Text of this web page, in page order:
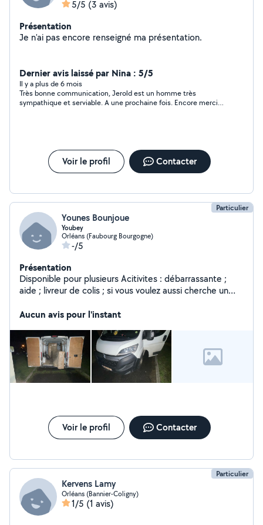
5/5 (3 avis)
Présentation
Je n'ai pas encore renseigné ma présentation.
Dernier avis laissé par Nina : 5/5
Il y a plus de 6 mois
Très bonne communication, Jerold est un homme très
sympathique et serviable. A une prochaine fois. Encore merci
Voir le profil Contacter
Particulier
Younes Bounjoue
Youbey
Orléans (Faubourg Bourgogne)
-/5
Présentation
Disponible pour plusieurs Acitivites : débarrassante ;
aide ; livreur de colis ; si vous voulez aussi cherche un
Aucun avis pour l'instant
Voir le profil Contacter
Particulier
Kervens Lamy
Orléans (Bannier-Coligny)
1/5 (1 avis)